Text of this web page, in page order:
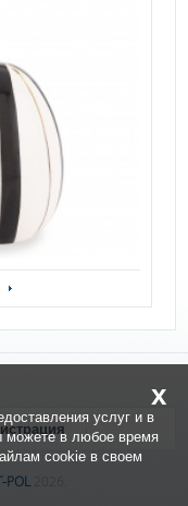
POL2026.
x
услуг и в
можете в любое время
cookie в своем